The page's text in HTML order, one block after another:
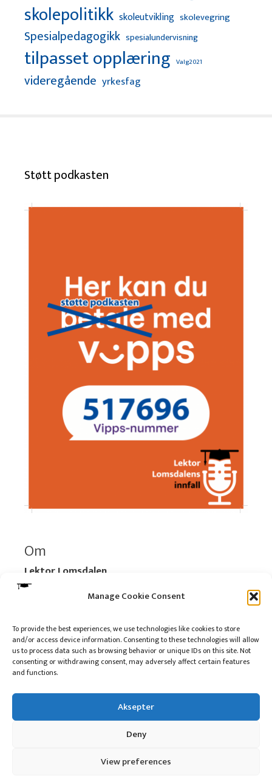
Manage Cookie Consent
To provide the best experiences, we use technologies like cookies to store
and/or access device information. Consenting to these technologies will allow
us to process data such as browsing behavior or unique IDs on this site. Not
consenting or withdrawing consent, may adversely affect certain features
and functions.
Aksepter
Deny
View preferences
skolepolitikk skoleutvikling skolevegring
Spesialpedagogikk spesialundervisning
tilpasset opplæring Valg2021
videregående yrkesfag
Støtt podkasten
Om
Lektor Lomsdalen
Organisasjonsnummer:
920 712 312 MVA
Les mer:Om selskapet
Les mer:Om reklame på podkasten